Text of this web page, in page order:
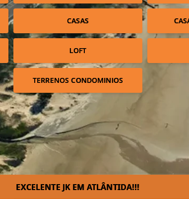
CASAS
LOFT
TERRENOS CONDOMINIOS
EXCELENTE JK EM ATLÂNTIDA!!!